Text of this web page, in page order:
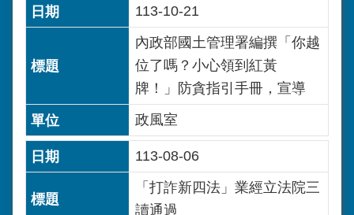
113-10-21
內政部國土管理署編撰「你越
位了嗎？小心領到紅黃
牌！」防貪指引手冊，宣導
政風室
113-08-06
「打詐新四法」業經立法院三
讀通過